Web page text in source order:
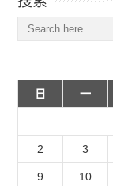
日
一
2 3
9 10